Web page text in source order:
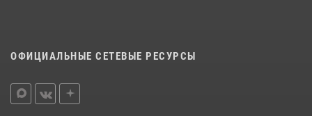
ОФИЦИАЛЬНЫЕ СЕТЕВЫЕ РЕСУРСЫ